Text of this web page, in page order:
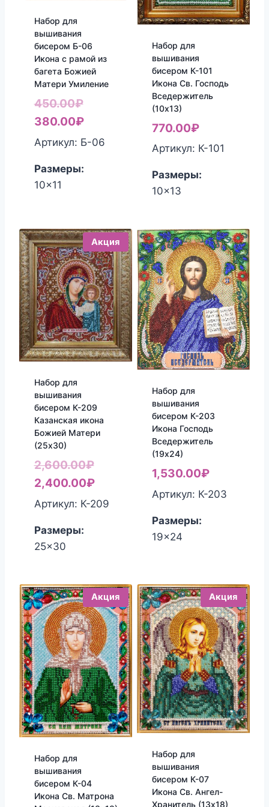
Набор для
вышивания
бисером Б-06
Икона с рамой из
багета Божией
Матери Умиление
450.00₽Первоначальная
цена
составляла
380.00₽Текущая
цена:
Артикул: Б-06
Размеры:
10x11
Набор для
вышивания
бисером К-101
Икона Св. Господь
Вседержитель
(10х13)
770.00₽
Артикул: К-101
Размеры:
10x13
Акция
Набор для
вышивания
бисером К-209
Казанская икона
Божией Матери
(25х30)
2,600.00₽Первоначальная
цена
составляла
2,600.00₽.
2,400.00₽Текущая
цена:
2,400.00₽.
Артикул: К-209
Размеры:
25x30
Набор для
вышивания
бисером К-203
Икона Господь
Вседержитель
(19х24)
1,530.00₽
Артикул: К-203
Размеры:
19x24
Акция
Набор для
вышивания
бисером К-04
Икона Св. Матрона
Акция
Набор для
вышивания
бисером К-07
Икона Св. Ангел-
Хранитель (13х18)